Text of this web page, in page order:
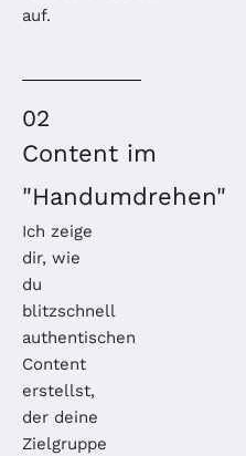
auf.
02
Content im
"Handumdrehen"
Ich zeige
dir, wie
du
blitzschnell
authentischen
Content
erstellst,
der deine
Zielgruppe